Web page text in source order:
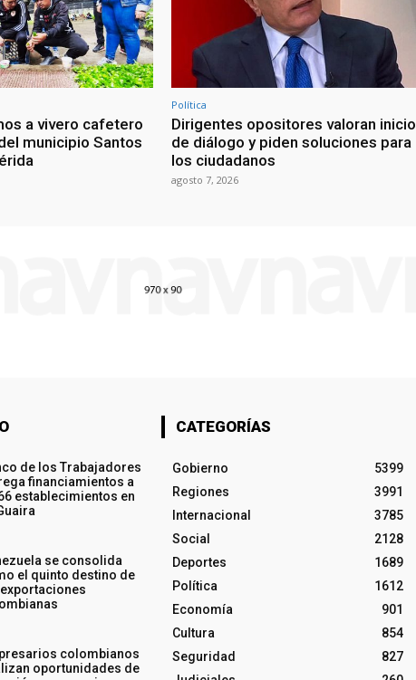
a vivero cafetero
municipio Santos
Política
Dirigentes opositores valoran inicio
de diálogo y piden soluciones para
los ciudadanos
agosto 7, 2026
de los Trabajadores
financiamientos a
establecimientos en
se consolida
el quinto destino de
exportaciones
colombianos
oportunidades de
CATEGORÍAS
Gobierno
5399
Regiones
3991
Internacional
3785
Social
2128
Deportes
1689
Política
1612
Economía
901
Cultura
854
Seguridad
827